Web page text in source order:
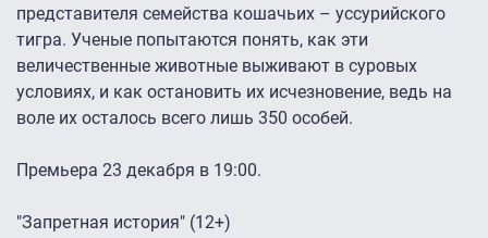
представителя семейства кошачьих – уссурийского
тигра. Ученые попытаются понять, как эти
величественные животные выживают в суровых
условиях, и как остановить их исчезновение, ведь на
воле их осталось всего лишь 350 особей.
Премьера 23 декабря в 19:00.
"Запретная история" (12+)